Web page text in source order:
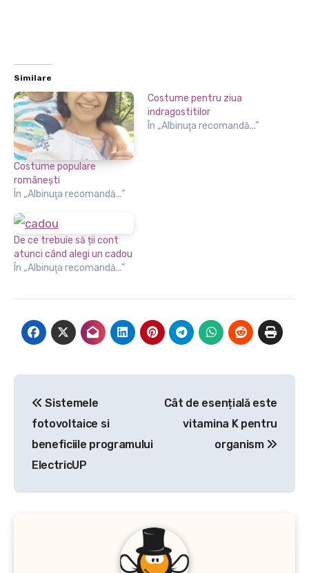
Similare
Costume populare
româneşti
În „Albinuţa recomandă...”
Costume pentru ziua
indragostitilor
În „Albinuţa recomandă...”
De ce trebuie să ții cont
atunci când alegi un cadou
În „Albinuţa recomandă...”
articole
Sistemele
fotovoltaice si
beneficiile programului
ElectricUP
Cât de esențială este
vitamina K pentru
organism